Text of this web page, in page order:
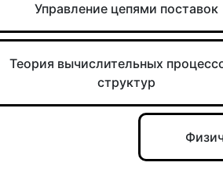
Управление цепями поставок
Теория вычислительных
структур